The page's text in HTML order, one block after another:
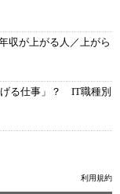
収が上がる人／上がら
げる仕事」？ IT職種別
利用規約